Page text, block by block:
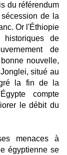
du référendum
de la
Or l'Éthiopie
de
de
nouvelle,
situé au
la fin de la
compte
le débit du
menaces à
égyptienne se